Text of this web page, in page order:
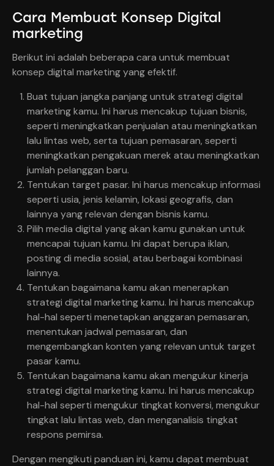
Cara Membuat Konsep Digital
marketing
Berikut ini adalah beberapa cara untuk membuat
konsep digital marketing yang efektif.
Buat tujuan jangka panjang untuk strategi digital
marketing kamu. Ini harus mencakup tujuan bisnis,
seperti meningkatkan penjualan atau meningkatkan
lalu lintas web, serta tujuan pemasaran, seperti
meningkatkan pengakuan merek atau meningkatkan
jumlah pelanggan baru.
Tentukan target pasar. Ini harus mencakup informasi
seperti usia, jenis kelamin, lokasi geografis, dan
lainnya yang relevan dengan bisnis kamu.
Pilih media digital yang akan kamu gunakan untuk
mencapai tujuan kamu. Ini dapat berupa iklan,
posting di media sosial, atau berbagai kombinasi
lainnya.
Tentukan bagaimana kamu akan menerapkan
strategi digital marketing kamu. Ini harus mencakup
hal-hal seperti menetapkan anggaran pemasaran,
menentukan jadwal pemasaran, dan
mengembangkan konten yang relevan untuk target
pasar kamu.
Tentukan bagaimana kamu akan mengukur kinerja
strategi digital marketing kamu. Ini harus mencakup
hal-hal seperti mengukur tingkat konversi, mengukur
tingkat lalu lintas web, dan menganalisis tingkat
respons pemirsa.
Dengan mengikuti panduan ini, kamu dapat membuat